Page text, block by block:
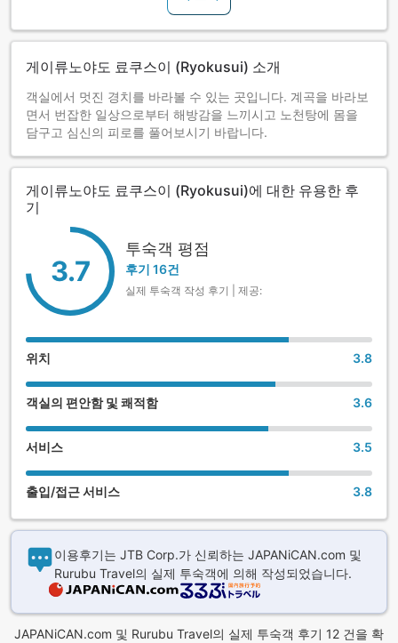
게이류노야도 료쿠스이 (Ryokusui) 소개
객실에서 멋진 경치를 바라볼 수 있는 곳입니다. 계곡을 바라보
면서 번잡한 일상으로부터 해방감을 느끼시고 노천탕에 몸을
담구고 심신의 피로를 풀어보시기 바랍니다.
게이류노야도 료쿠스이 (Ryokusui)에 대한 유용한 후
기
3.7
투숙객 평점
후기 16건
실제 투숙객 작성 후기 | 제공:
위치 3.8
객실의 편안함 및 쾌적함 3.6
서비스 3.5
출입/접근 서비스 3.8
이용후기는 JTB Corp.가 신뢰하는 JAPANiCAN.com 및
Rurubu Travel의 실제 투숙객에 의해 작성되었습니다.
JAPANiCAN.com 및 Rurubu Travel의 실제 투숙객 후기 12 건을 확